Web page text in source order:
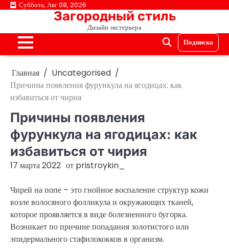
ПерейтиСуббота, Авг 08, 2026
Загородный стиль
Дизайн экстерьера
Подписка
Главная
Uncategorised
Причины появления фурункула на ягодицах: как
избавиться от чирия
Причины появления
фурункула на ягодицах: как
избавиться от чирия
17 марта 2022 от pristroykin_
Чирей на попе – это гнойное воспаление структур кожи
возле волосяного фолликула и окружающих тканей,
которое проявляется в виде болезненного бугорка.
Возникает по причине попадания золотистого или
эпидермального стафилококков в организм.